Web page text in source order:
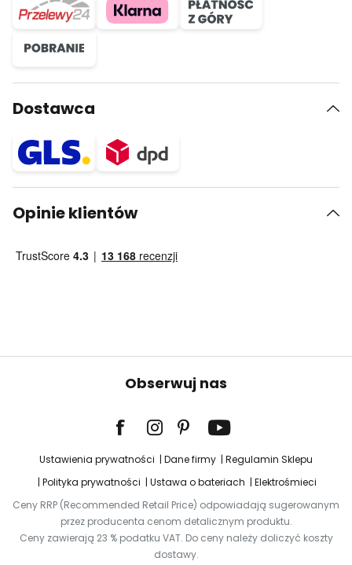
Dostawca
Opinie klientów
Obserwuj nas
Ustawienia prywatności Dane firmy
Regulamin Sklepu
Polityka prywatności
Ustawa o bateriach
Elektrośmieci
Ceny RRP (Recommended Retail Price) odpowiadają sugerowanym
przez producenta cenom detalicznym produktu.
Ceny zawierają 23 % podatku VAT. Do ceny należy doliczyć koszty
dostawy.